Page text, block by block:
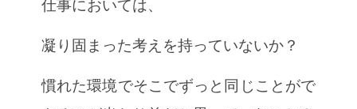
仕事においては、
凝り固まった考えを持っていないか？
慣れた環境でそこでずっと同じことがで